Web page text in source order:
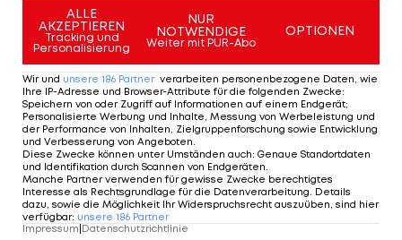
Arnautovic will nur Zweijahresvertrag
Die Hütteldorfer arbeiten an einer kreativen
Lösung, den Gehaltsvorstellungen des Stürmer-
Stars zu entsprechen - dies dürfte auch
Arnautovic imponieren. "Es taugt ihm, wie wir das
machen, wie wir immer wieder mit Ideen
kommen, um ihm den Wechsel schmackhaft zu
machen", so Katzer.
ALLE
AKZEPTIEREN
Tracking und
Personalisierung
NUR
NOTWENDIGE
Weiter mit PUR-Abo
OPTIONEN
Wir und unsere 186 Partner verarbeiten personenbezogene Daten, wie
Ihre IP-Adresse und Browser-Attribute für die folgenden Zwecke:
Speichern von oder Zugriff auf Informationen auf einem Endgerät;
Personalisierte Werbung und Inhalte, Messung von Werbeleistung und
der Performance von Inhalten, Zielgruppenforschung sowie Entwicklung
und Verbesserung von Angeboten.
Diese Zwecke können unter Umständen auch: Genaue Standortdaten
und Identifikation durch Scannen von Endgeräten.
Manche Partner verwenden für gewisse Zwecke berechtigtes
Interesse als Rechtsgrundlage für die Datenverarbeitung. Details
dazu, sowie die Möglichkeit Ihr Widerspruchsrecht auszuüben, sind hier
verfügbar: unsere 186 Partner
Impressum Datenschutzrichtlinie